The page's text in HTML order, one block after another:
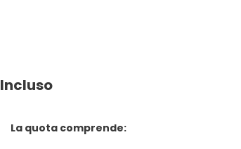
Incluso
La quota comprende: